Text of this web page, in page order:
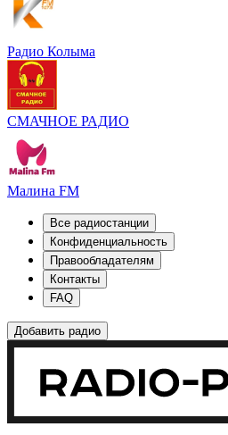
Радио Колыма
СМАЧНОЕ РАДИО
Малина FM
Все радиостанции
Конфиденциальность
Правообладателям
Контакты
FAQ
Добавить радио